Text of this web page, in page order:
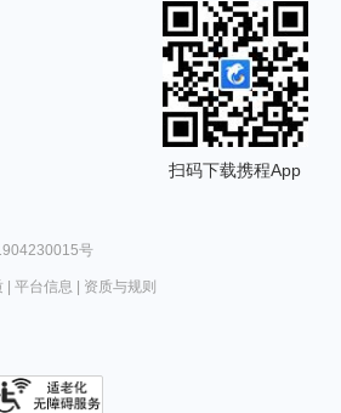
扫码下载携程App
号
| 平台信息 资质与规则